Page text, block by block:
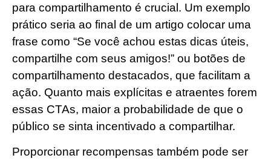
para compartilhamento é crucial. Um exemplo
prático seria ao final de um artigo colocar uma
frase como “Se você achou estas dicas úteis,
compartilhe com seus amigos!” ou botões de
compartilhamento destacados, que facilitam a
ação. Quanto mais explícitas e atraentes forem
essas CTAs, maior a probabilidade de que o
público se sinta incentivado a compartilhar.
Proporcionar recompensas também pode ser